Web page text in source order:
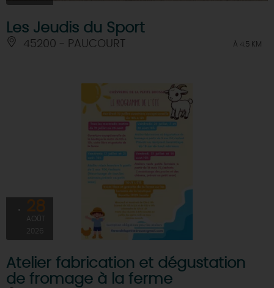
Les Jeudis du Sport
45200 - PAUCOURT À 4.5 KM
28
AOÛT
2026
Atelier fabrication et dégustation
de fromage à la ferme